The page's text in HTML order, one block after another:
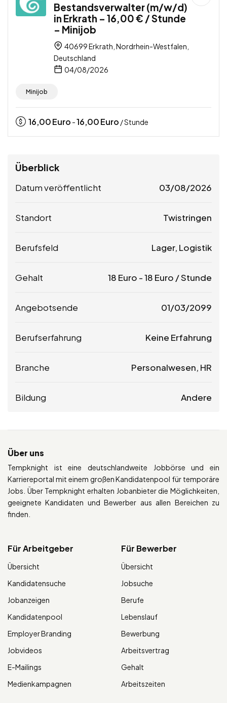
Bestandsverwalter (m/w/d)
in Erkrath – 16,00 € / Stunde
– Minijob
40699 Erkrath, Nordrhein-Westfalen,
Deutschland
04/08/2026
Minijob
16,00Euro -16,00Euro / Stunde
Überblick
Datum veröffentlicht 03/08/2026
Standort Twistringen
Berufsfeld Lager, Logistik
Gehalt 18 Euro -18 Euro / Stunde
Angebotsende 01/03/2099
Berufserfahrung Keine Erfahrung
Branche Personalwesen, HR
Bildung Andere
Über uns
Tempknight ist eine deutschlandweite Jobbörse und ein
Karriereportal mit einem großen Kandidatenpool für temporäre
Jobs. Über Tempknight erhalten Jobanbieter die Möglichkeiten,
geeignete Kandidaten und Bewerber aus allen Bereichen zu
finden.
Für Arbeitgeber
Übersicht
Kandidatensuche
Jobanzeigen
Kandidatenpool
Employer Branding
Jobvideos
E-Mailings
Medienkampagnen
Für Bewerber
Übersicht
Jobsuche
Berufe
Lebenslauf
Bewerbung
Arbeitsvertrag
Gehalt
Arbeitszeiten